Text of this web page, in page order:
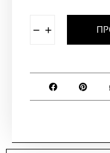
− +